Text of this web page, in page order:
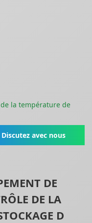
la température de
Discutez avec nous
DE
DE LA
D